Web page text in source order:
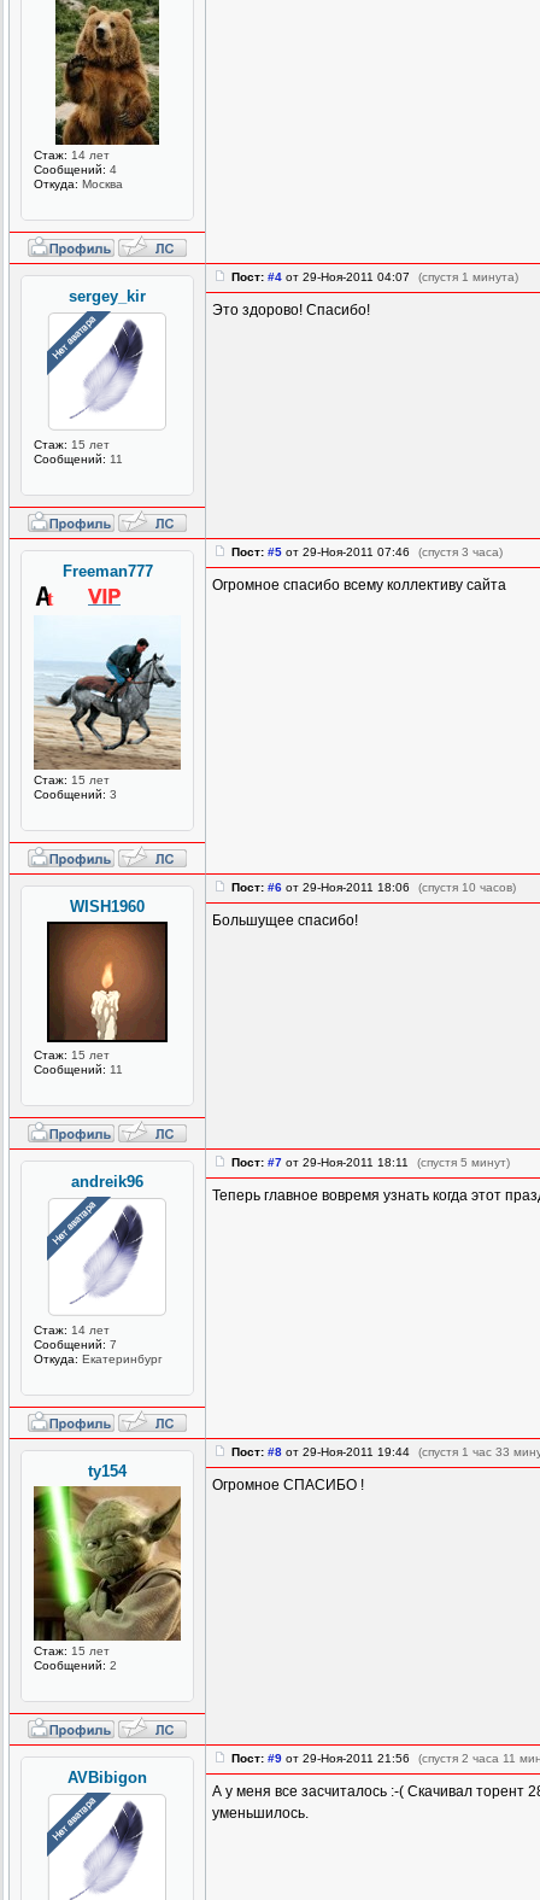
Стаж: 14 лет
Сообщений: 4
Откуда: Москва
sergey_kir
Стаж: 15 лет
Сообщений: 11
Пост: #4 от 29-Ноя-2011 04:07 (спустя 1 минута)
Это здорово! Спасибо!
Freeman777
Стаж: 15 лет
Сообщений: 3
Пост: #5 от 29-Ноя-2011 07:46 (спустя 3 часа)
Огромное спасибо всему коллективу сайта
WISH1960
Стаж: 15 лет
Сообщений: 11
Пост: #6 от 29-Ноя-2011 18:06 (спустя 10 часов)
Большущее спасибо!
andreik96
Стаж: 14 лет
Сообщений: 7
Откуда: Екатеринбург
Пост: #7 от 29-Ноя-2011 18:11 (спустя 5 минут)
Теперь главное вовремя узнать когда этот
ty154
Стаж: 15 лет
Сообщений: 2
Пост: #8 от 29-Ноя-2011 19:44 (спустя 1 час 33
Огромное СПАСИБО !
AVBibigon
Пост: #9 от 29-Ноя-2011 21:56 (спустя 2 часа 11
А у меня все засчиталось :-( Скачивал торент
уменьшилось.